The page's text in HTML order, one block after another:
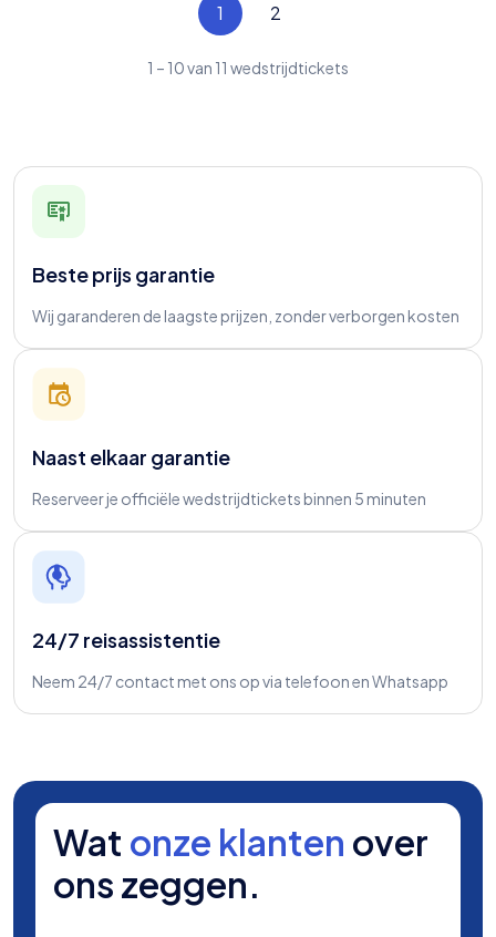
1 2
1 – 10van 11 wedstrijdtickets
Beste prijs garantie
Wij garanderen de laagste prijzen, zonder verborgen kosten
Naast elkaar garantie
Reserveer je officiële wedstrijdtickets binnen 5 minuten
24/7 reisassistentie
Neem 24/7 contact met ons op via telefoon en Whatsapp
Wat onze klanten over
ons zeggen.